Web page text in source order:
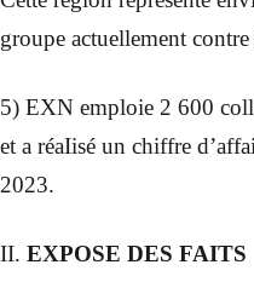
groupe actuellement
5) EXN emploie 2 600
et a réaIisé un chiffre
2023.
II. EXPOSE DES FAITS